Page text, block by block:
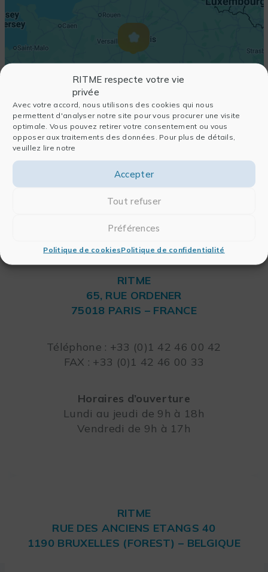
RITME respecte votre vie
privée
Avec votre accord, nous utilisons des cookies qui nous
permettent d'analyser notre site pour vous procurer une visite
optimale. Vous pouvez retirer votre consentement ou vous
opposer aux traitements des données. Pour plus de détails,
veuillez lire notre
Accepter
Tout refuser
Préférences
Politique de cookiesPolitique de confidentialité
RITME
65, RUE ORDENER
75018 PARIS – FRANCE
Téléphone : +33 (0)1 42 46 00 42
FAX : +33 (0)1 42 46 00 33
Horaires d’ouverture
Lundi au jeudi de 9h à 18h
Vendredi de 9h à 17h
RITME
RUE DES ANCIENS ETANGS 40
1190 BRUXELLES (FOREST) – BELGIQUE